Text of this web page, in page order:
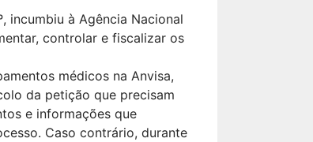
incumbiu à Agência Nacional
controlar e fiscalizar os
médicos na Anvisa,
da petição que precisam
e informações que
Caso contrário, durante